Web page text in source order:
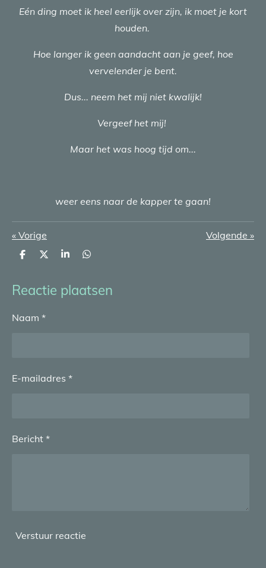
Eén ding moet ik heel eerlijk over zijn, ik moet je kort
houden.
Hoe langer ik geen aandacht aan je geef, hoe
vervelender je bent.
Dus... neem het mij niet kwalijk!
Vergeef het mij!
Maar het was hoog tijd om...
weer eens naar de kapper te gaan!
« Vorige Volgende »
D
e
n
D
l
S
r
e
D
e
n
Reactie plaatsen
Naam *
E-mailadres *
Bericht *
Verstuur reactie